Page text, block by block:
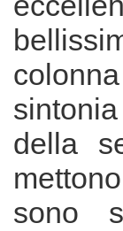
della
sono